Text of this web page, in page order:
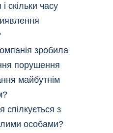
скільки часу
зробила
порушення
майбутнім
спілкується з
особами?